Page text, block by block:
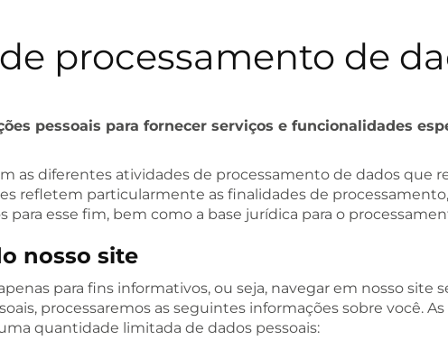
processamento de
pessoais para fornecer serviços e funcionalidades
as diferentes atividades de processamento de dados que
refletem particularmente as finalidades de
para esse fim, bem como a base jurídica para o
nosso site
para fins informativos, ou seja, navegar em nosso site
processaremos as seguintes informações sobre você. As
quantidade limitada de dados pessoais: